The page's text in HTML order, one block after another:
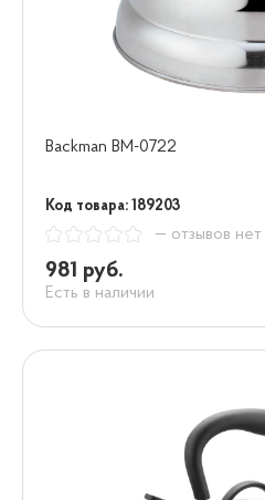
Backman BM-0722
Код товара: 189203
— отзывов нет
981 руб.
Есть в наличии